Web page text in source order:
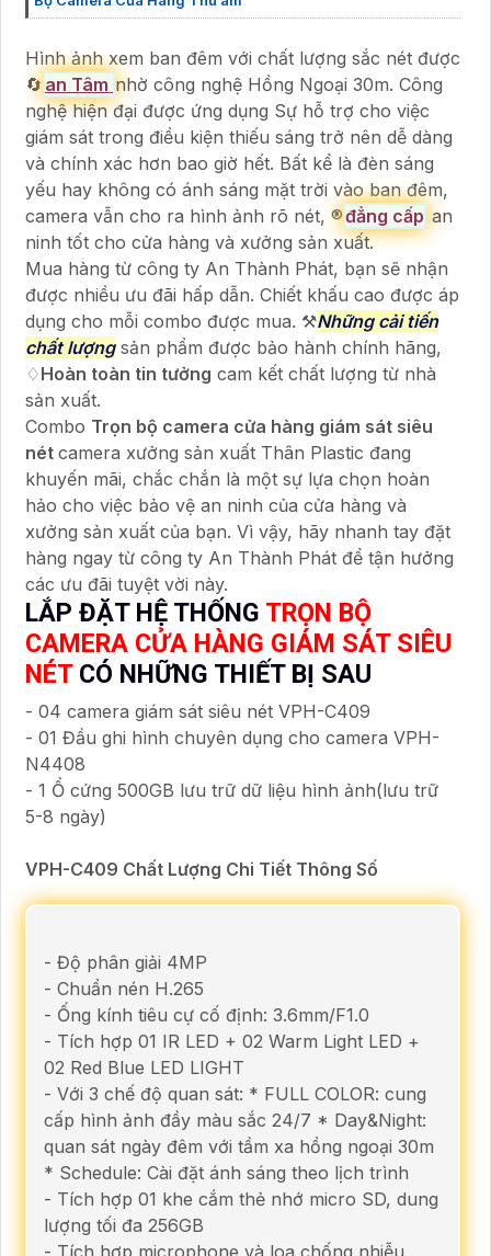
Hình ảnh xem ban đêm với chất lượng sắc nét được
🔄 an Tâm nhờ công nghệ Hồng Ngoại 30m. Công
nghệ hiện đại được ứng dụng Sự hỗ trợ cho việc
giám sát trong điều kiện thiếu sáng trở nên dễ dàng
và chính xác hơn bao giờ hết. Bất kể là đèn sáng
yếu hay không có ánh sáng mặt trời vào ban đêm,
camera vẫn cho ra hình ảnh rõ nét, ®️đẳng cấp an
ninh tốt cho cửa hàng và xưởng sản xuất.
Mua hàng từ công ty An Thành Phát, bạn sẽ nhận
được nhiều ưu đãi hấp dẫn. Chiết khấu cao được áp
dụng cho mỗi combo được mua. ⚒Những cải tiến
chất lượngsản phẩm được bảo hành chính hãng,
♢Hoàn toàn tin tưởng cam kết chất lượng từ nhà
sản xuất.
Combo Trọn bộ camera cửa hàng giám sát siêu
nét camera xưởng sản xuất Thân Plastic đang
khuyến mãi, chắc chắn là một sự lựa chọn hoàn
hảo cho việc bảo vệ an ninh của cửa hàng và
xưởng sản xuất của bạn. Vì vậy, hãy nhanh tay đặt
hàng ngay từ công ty An Thành Phát để tận hưởng
các ưu đãi tuyệt vời này.
LẮP ĐẶT HỆ THỐNG TRỌN BỘ
CAMERA CỬA HÀNG GIÁM SÁT SIÊU
NÉTCÓ NHỮNG THIẾT BỊ SAU
- 04 camera giám sát siêu nét VPH-C409
- 01 Đầu ghi hình chuyên dụng cho camera VPH-
N4408
- 1 Ổ cứng 500GB lưu trữ dữ liệu hình ảnh(lưu trữ
5-8 ngày)
VPH-C409 Chất Lượng Chi Tiết Thông Số
- Độ phân giải 4MP
- Chuẩn nén H.265
- Ống kính tiêu cự cố định: 3.6mm/F1.0
- Tích hợp 01 IR LED + 02 Warm Light LED +
02 Red Blue LED LIGHT
- Với 3 chế độ quan sát: * FULL COLOR: cung
cấp hình ảnh đầy màu sắc 24/7 * Day&Night:
quan sát ngày đêm với tầm xa hồng ngoại 30m
* Schedule: Cài đặt ánh sáng theo lịch trình
- Tích hợp 01 khe cắm thẻ nhớ micro SD, dung
lượng tối đa 256GB
- Tích hợp microphone và loa chống nhiễu